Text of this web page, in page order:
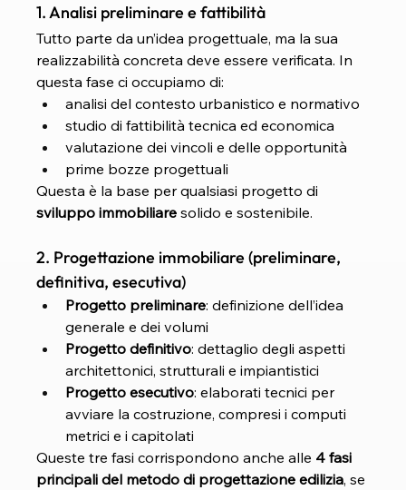
1. Analisi preliminare e fattibilità
Tutto parte da un’idea progettuale, ma la sua
realizzabilità concreta deve essere verificata. In
questa fase ci occupiamo di:
analisi del contesto urbanistico e normativo
studio di fattibilità tecnica ed economica
valutazione dei vincoli e delle opportunità
prime bozze progettuali
Questa è la base per qualsiasi progetto di
sviluppo immobiliare solido e sostenibile.
2. Progettazione immobiliare (preliminare,
definitiva, esecutiva)
Progetto preliminare: definizione dell’idea
generale e dei volumi
Progetto definitivo: dettaglio degli aspetti
architettonici, strutturali e impiantistici
Progetto esecutivo: elaborati tecnici per
avviare la costruzione, compresi i computi
metrici e i capitolati
Queste tre fasi corrispondono anche alle 4 fasi
principali del metodo di progettazione edilizia, se